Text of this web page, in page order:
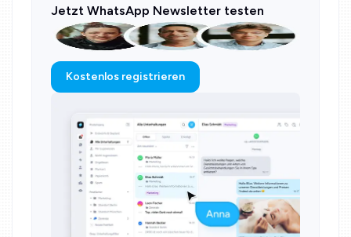
Jetzt WhatsApp Newsletter testen
Kostenlos registrieren